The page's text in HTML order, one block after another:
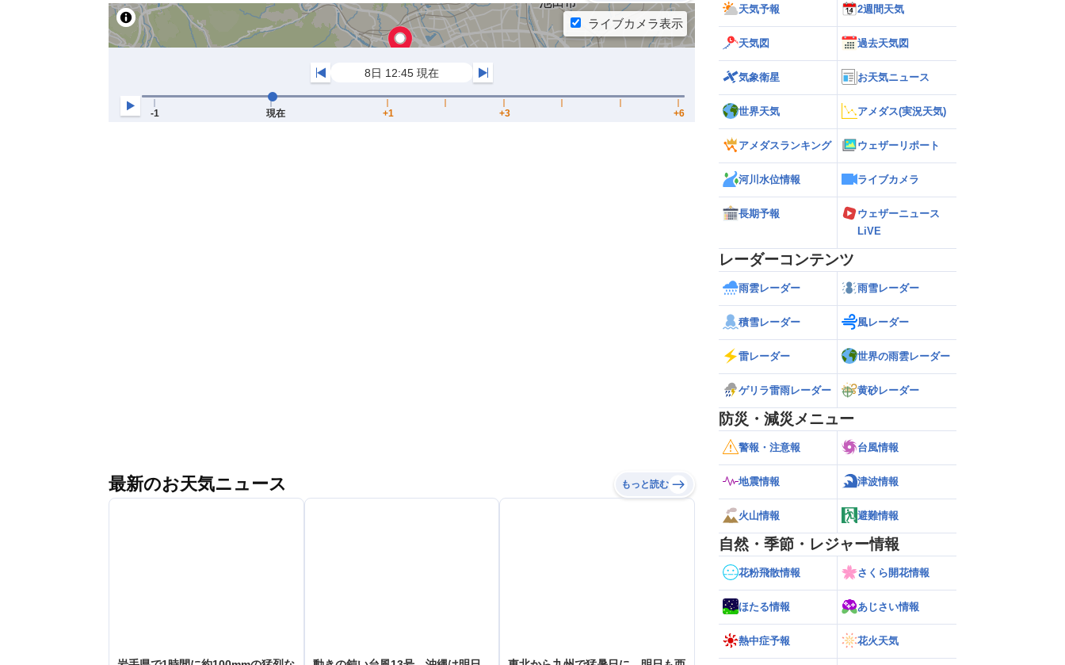
最新のお天気ニュース もっと読む
天気予報 2週間天気
天気図 過去天気図
気象衛星 お天気ニュース
世界天気 アメダス(実況天気)
アメダスランキング ウェザーリポート
河川水位情報 ライブカメラ
長期予報
ウェザーニュース
LiVE
レーダーコンテンツ
雨雲レーダー 雨雪レーダー
積雪レーダー 風レーダー
雷レーダー 世界の雨雲レーダー
ゲリラ雷雨レーダー 黄砂レーダー
防災・減災メニュー
警報・注意報 台風情報
地震情報 津波情報
火山情報 避難情報
自然・季節・レジャー情報
花粉飛散情報 さくら開花情報
ほたる情報 あじさい情報
熱中症予報 花火天気